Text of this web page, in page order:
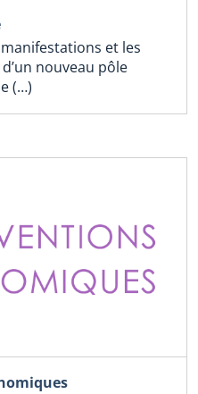
et les
nouveau pôle
(…)